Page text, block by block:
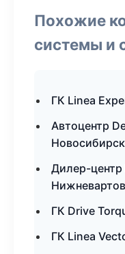
Похожие
системы и
ГК Linea
Автоцентр
Новосибирск
Дилер-
ГК Drive
ГК Linea